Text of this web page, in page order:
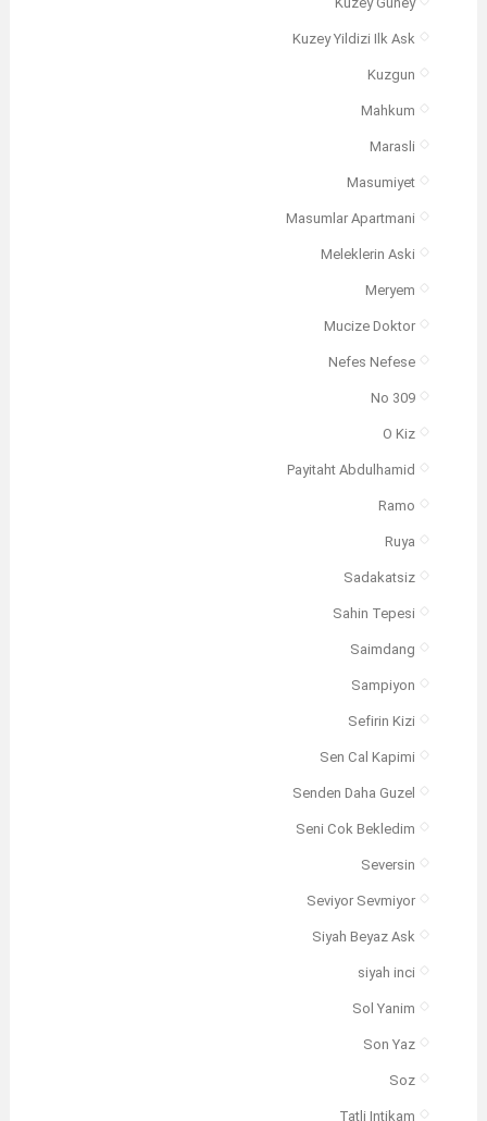
Kuzey Guney
Kuzey Yildizi Ilk Ask
Kuzgun
Mahkum
Marasli
Masumiyet
Masumlar Apartmani
Meleklerin Aski
Meryem
Mucize Doktor
Nefes Nefese
No 309
O Kiz
Payitaht Abdulhamid
Ramo
Ruya
Sadakatsiz
Sahin Tepesi
Saimdang
Sampiyon
Sefirin Kizi
Sen Cal Kapimi
Senden Daha Guzel
Seni Cok Bekledim
Seversin
Seviyor Sevmiyor
Siyah Beyaz Ask
siyah inci
Sol Yanim
Son Yaz
Soz